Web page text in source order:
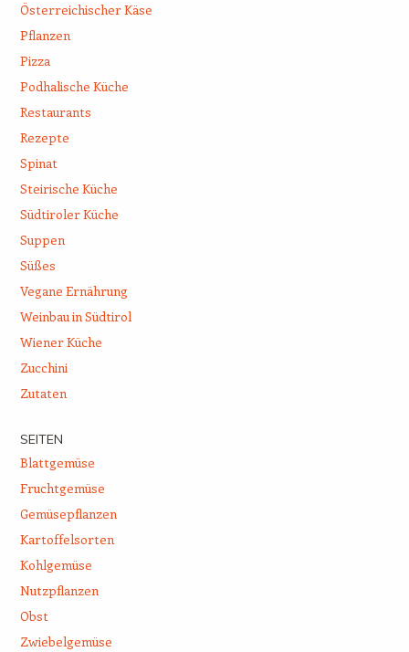
Österreichischer Käse
Pflanzen
Pizza
Podhalische Küche
Restaurants
Rezepte
Spinat
Steirische Küche
Südtiroler Küche
Suppen
Süßes
Vegane Ernährung
Weinbau in Südtirol
Wiener Küche
Zucchini
Zutaten
SEITEN
Blattgemüse
Fruchtgemüse
Gemüsepflanzen
Kartoffelsorten
Kohlgemüse
Nutzpflanzen
Obst
Zwiebelgemüse